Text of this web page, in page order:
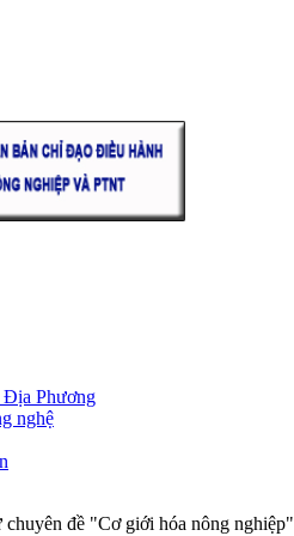
Địa Phương
nghệ
chuyên đề "Cơ giới hóa nông nghiệp"